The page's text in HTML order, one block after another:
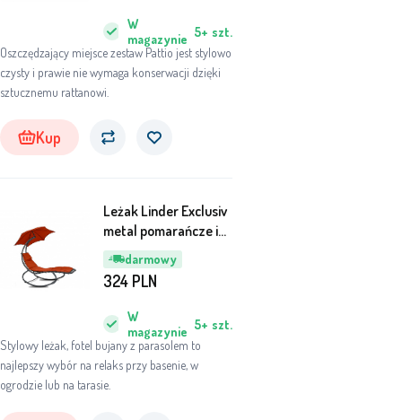
Oszczędzający miejsce zestaw Pattio jest stylowo
czysty i prawie nie wymaga konserwacji dzięki
sztucznemu rattanowi.
W
magazynie 5+ szt.
Kup
darmowy
Leżak Linder Exclusiv
metal pomarańcze i
czerwienie
Stylowy leżak, fotel bujany z parasolem to
najlepszy wybór na relaks przy basenie, w
ogrodzie lub na tarasie.
W
magazynie 5+ szt.
324 PLN